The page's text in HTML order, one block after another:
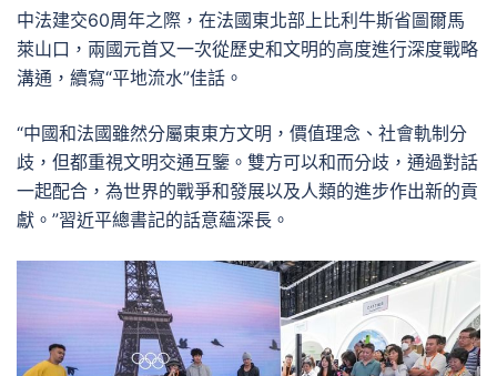
中法建交60周年之際，在法國東北部上比利牛斯省圖爾馬
萊山口，兩國元首又一次從歷史和文明的高度進行深度戰略
溝通，續寫“平地流水”佳話。
“中國和法國雖然分屬東東方文明，價值理念、社會軌制分
歧，但都重視文明交通互鑒。雙方可以和而分歧，通過對話
一起配合，為世界的戰爭和發展以及人類的進步作出新的貢
獻。”習近平總書記的話意蘊深長。